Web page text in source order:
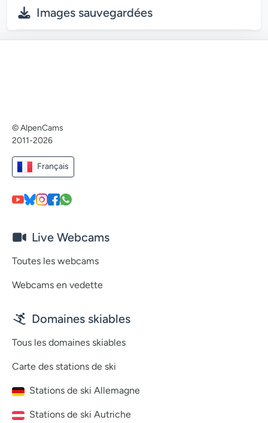
Images sauvegardées
© AlpenCams
2011-2026
Français
Live Webcams
Toutes les webcams
Webcams en vedette
Domaines skiables
Tous les domaines skiables
Carte des stations de ski
Stations de ski Allemagne
Stations de ski Autriche